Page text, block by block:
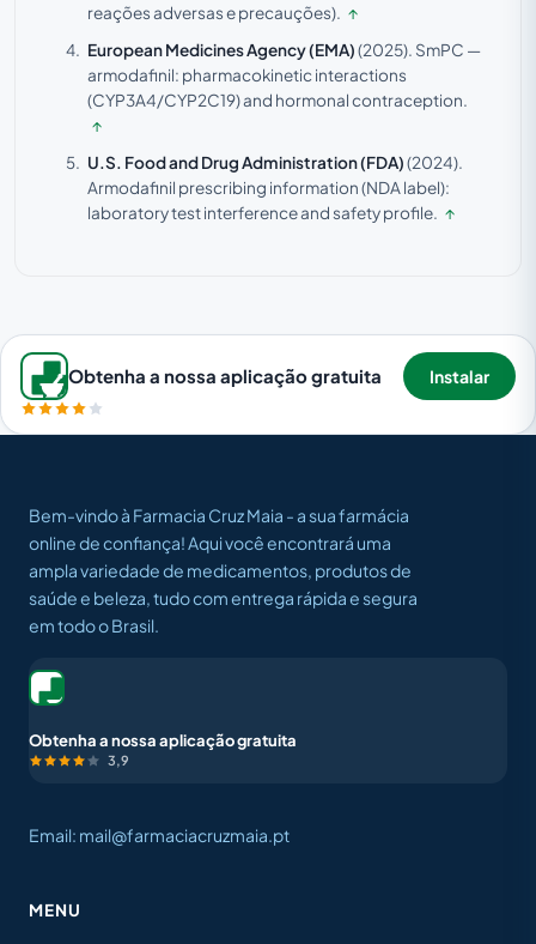
reações adversas e precauções). ↑
European Medicines Agency (EMA)(2025). SmPC —
armodafinil: pharmacokinetic interactions
(CYP3A4/CYP2C19) and hormonal contraception.
↑
U.S. Food and Drug Administration (FDA)(2024).
Armodafinil prescribing information (NDA label):
laboratory test interference and safety profile. ↑
Obtenha a nossa aplicação gratuita Instalar
Bem-vindo à Farmacia Cruz Maia - a sua farmácia
online de confiança! Aqui você encontrará uma
ampla variedade de medicamentos, produtos de
saúde e beleza, tudo com entrega rápida e segura
em todo o Brasil.
Obtenha a nossa aplicação gratuita
3,9
Email: mail@farmaciacruzmaia.pt
MENU